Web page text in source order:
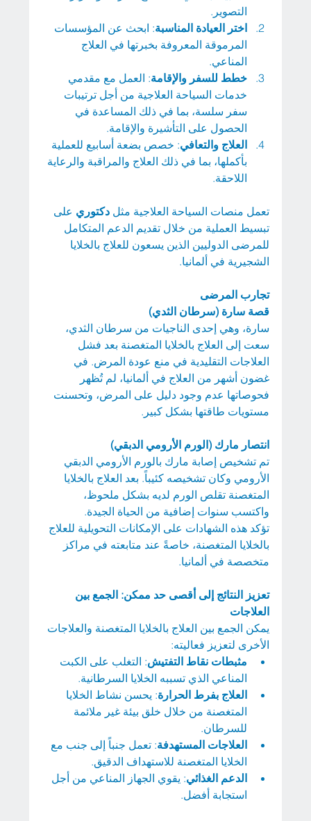
التصوير.
اختر العيادة المناسبة: ابحث عن المؤسسات
المرموقة المعروفة بخبرتها في العلاج
المناعي.
خطط للسفر والإقامة: العمل مع مقدمي
خدمات السياحة العلاجية من أجل ترتيبات
سفر سلسة، بما في ذلك المساعدة في
الحصول على التأشيرة والإقامة.
العلاج والتعافي: خصص بضعة أسابيع للعملية
بأكملها، بما في ذلك العلاج والمراقبة والرعاية
اللاحقة.
تعمل منصات السياحة العلاجية مثل دكتوري على
تبسيط العملية من خلال تقديم الدعم المتكامل
للمرضى الدوليين الذين يسعون للعلاج بالخلايا
الشجيرية في ألمانيا.
تجارب المرضى
قصة سارة (سرطان الثدي)
سارة، وهي إحدى الناجيات من سرطان الثدي،
سعت إلى العلاج بالخلايا المتغصنة بعد فشل
العلاجات التقليدية في منع عودة المرض. في
غضون أشهر من العلاج في ألمانيا، لم تُظهر
فحوصاتها عدم وجود دليل على المرض، وتحسنت
مستويات طاقتها بشكل كبير.
انتصار مارك (الورم الأرومي الدبقي)
تم تشخيص إصابة مارك بالورم الأرومي الدبقي
الأرومي وكان تشخيصه كئيباً. بعد العلاج بالخلايا
المتغصنة تقلص الورم لديه بشكل ملحوظ،
واكتسب سنوات إضافية من الحياة الجيدة.
تؤكد هذه الشهادات على الإمكانات التحويلية للعلاج
بالخلايا المتغصنة، خاصةً عند متابعته في مراكز
متخصصة في ألمانيا.
تعزيز النتائج إلى أقصى حد ممكن: الجمع بين
العلاجات
يمكن الجمع بين العلاج بالخلايا المتغصنة والعلاجات
الأخرى لتعزيز فعاليته:
مثبطات نقاط التفتيش: التغلب على الكبت
المناعي الذي تسببه الخلايا السرطانية.
العلاج بفرط الحرارة: يحسن نشاط الخلايا
المتغصنة من خلال خلق بيئة غير ملائمة
للسرطان.
العلاجات المستهدفة: تعمل جنباً إلى جنب مع
الخلايا المتغصنة للاستهداف الدقيق.
الدعم الغذائي: يقوي الجهاز المناعي من أجل
استجابة أفضل.